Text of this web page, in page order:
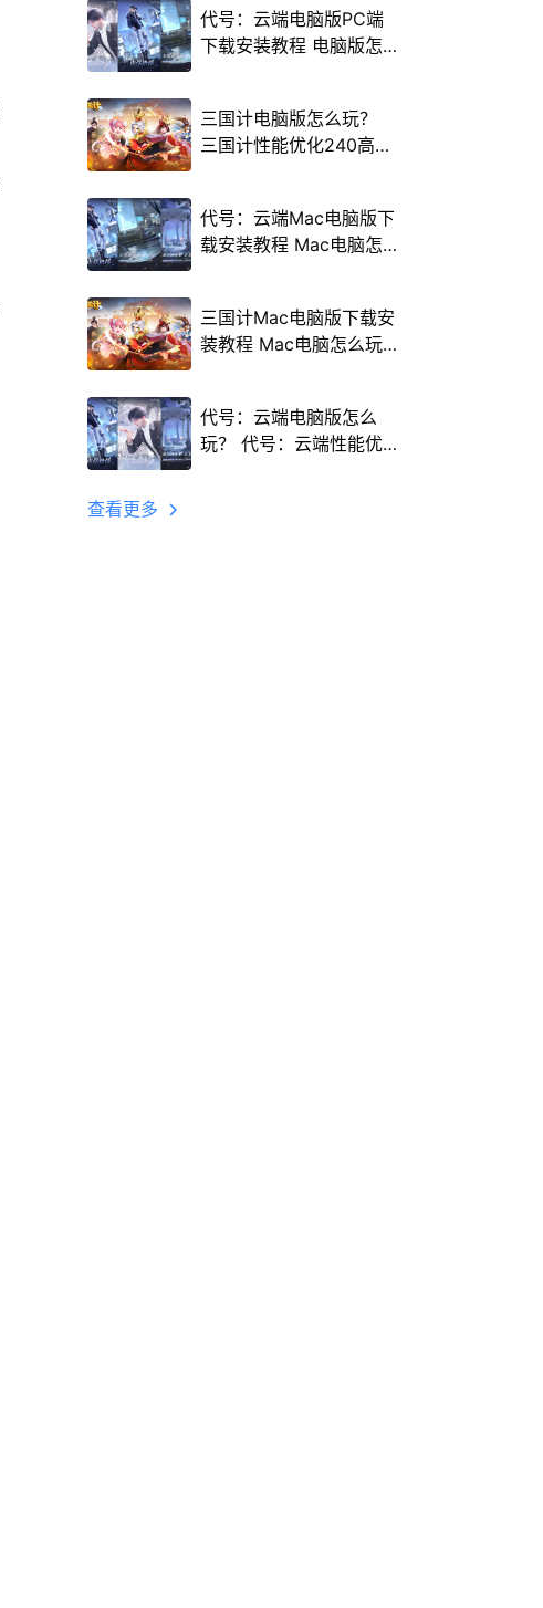
代号：云端电脑版PC端
下载安装教程 电脑版怎
三国计电脑版怎么玩？
三国计性能优化240高帧
代号：云端Mac电脑版下
载安装教程 Mac电脑怎
三国计Mac电脑版下载安
装教程 Mac电脑怎么玩
代号：云端电脑版怎么
玩？ 代号：云端性能优
查看更多